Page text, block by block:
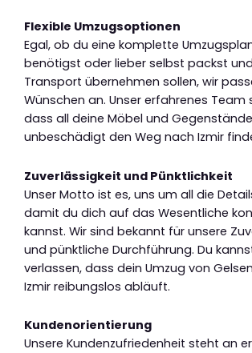
Flexible Umzugsoptionen
Egal, ob du eine komplette
benötigst oder lieber selbst packst
Transport übernehmen sollen, wir
Wünschen an. Unser erfahrenes Team
dass all deine Möbel und
unbeschädigt den Weg nach Izmir
Zuverlässigkeit und Pünktlichkeit
Unser Motto ist es, uns um all die
damit du dich auf das Wesentliche
kannst. Wir sind bekannt für unsere
und pünktliche Durchführung. Du
verlassen, dass dein Umzug von
Izmir reibungslos abläuft.
Kundenorientierung
Unsere Kundenzufriedenheit steht an